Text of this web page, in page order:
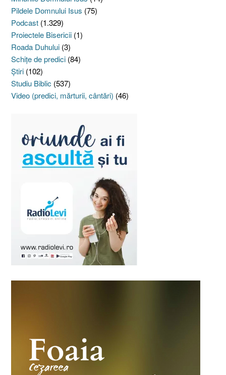
Pildele Domnului Isus (75)
Podcast (1.329)
Proiectele Bisericii (1)
Roada Duhului (3)
Schiţe de predici (84)
Ştiri (102)
Studiu Biblic (537)
Video (predici, mărturii, cântări) (46)